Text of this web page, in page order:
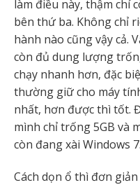
làm điều này, thậm chí
bên thứ ba. Không chỉ
hành nào cũng vậy cả.
còn đủ dung lượng
chạy nhanh hơn, đặc
thường giữ cho máy
nhất, hơn được thì tốt.
mình chỉ trống 5GB và
còn đang xài Windows 7.
Cách dọn ổ thì đơn